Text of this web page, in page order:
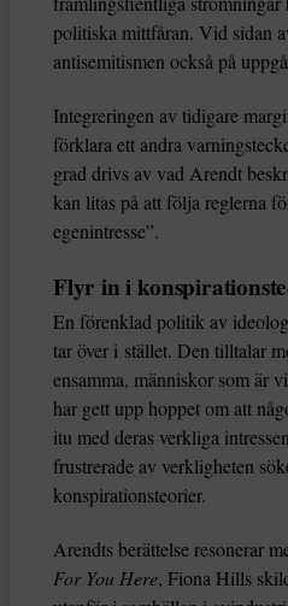
politiska mittfåran. Vid sidan
antisemitismen också på
Integreringen av tidigare
förklara ett andra
grad drivs av vad Arendt
kan litas på att följa reglerna
egenintresse”.
Flyr in i
En förenklad politik av
tar över i stället. Den tilltalar
ensamma, människor som är
har gett upp hoppet om att
itu med deras verkliga
frustrerade av verkligheten
konspirationsteorier.
Arendts berättelse resonerar
For You Here, Fiona Hills